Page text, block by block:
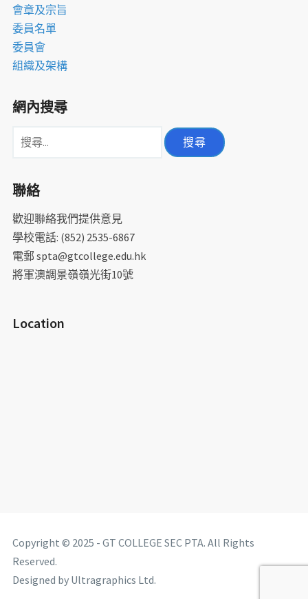
會章及宗旨
委員名單
委員會
組織及架構
網內搜尋
搜
鍵
聯絡
歡迎聯絡我們提供意見
學校電話: (852) 2535-6867
電郵 spta@gtcollege.edu.hk
將軍澳調景嶺嶺光街10號
Location
Copyright © 2025 - GT COLLEGE SEC PTA. All Rights
Reserved.
Designed by Ultragraphics Ltd.